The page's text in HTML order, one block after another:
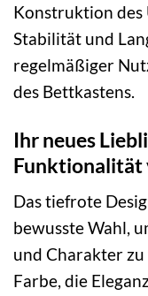
Konstruktion
Stabilität und
regelmäßiger
des Bettkastens.
Ihr neues
Funktionalität
Das tiefrote
bewusste Wahl,
und Charakter
Farbe, die